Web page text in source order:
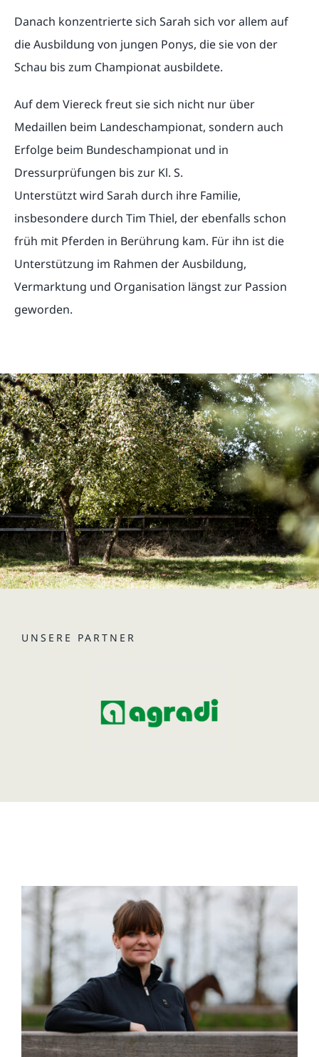
Danach konzentrierte sich Sarah sich vor allem auf
die Ausbildung von jungen Ponys, die sie von der
Schau bis zum Championat ausbildete.
Auf dem Viereck freut sie sich nicht nur über
Medaillen beim Landeschampionat, sondern auch
Erfolge beim Bundeschampionat und in
Dressurprüfungen bis zur Kl. S.
Unterstützt wird Sarah durch ihre Familie,
insbesondere durch Tim Thiel, der ebenfalls schon
früh mit Pferden in Berührung kam. Für ihn ist die
Unterstützung im Rahmen der Ausbildung,
Vermarktung und Organisation längst zur Passion
geworden.
UNSERE PARTNER